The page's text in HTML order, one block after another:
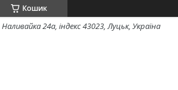
Кошик
24а, індекс 43023, Луцьк, Україна